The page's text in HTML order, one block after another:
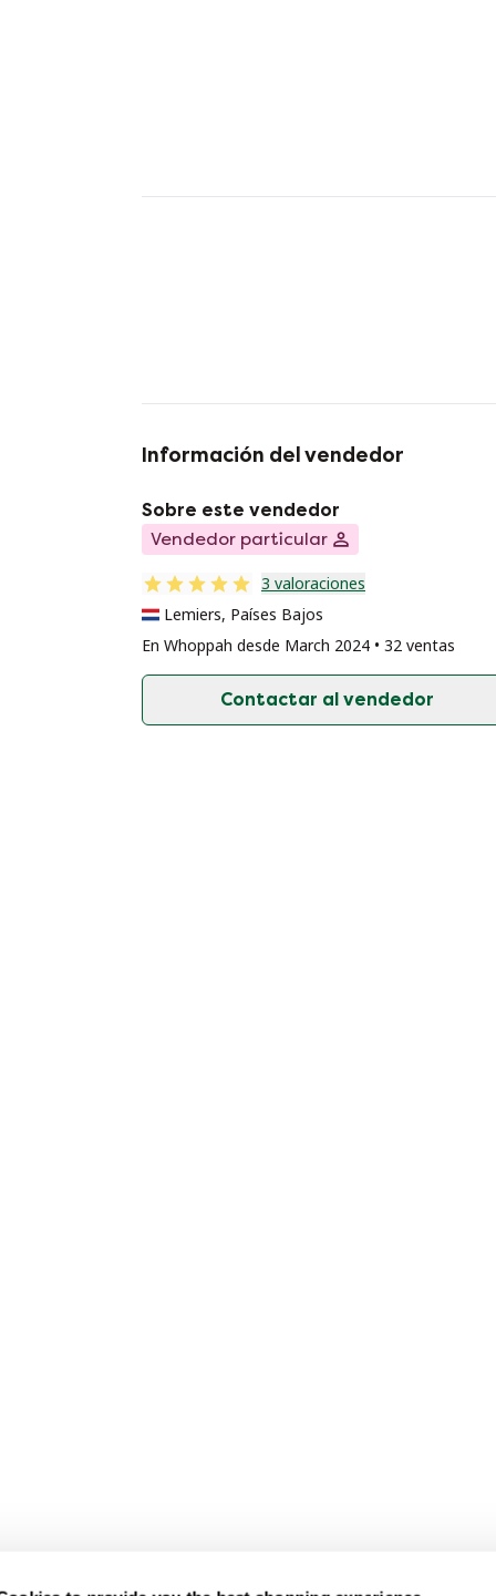
Información del vendedor
Sobre este vendedor
Vendedor particular
3 valoraciones
Lemiers, Países Bajos
En Whoppah desde March 2024 • 32 ventas
Contactar al vendedor